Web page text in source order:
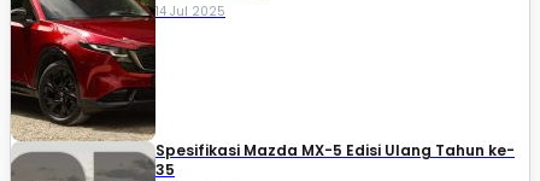
14 Jul 2025
Spesifikasi Mazda MX-5 Edisi Ulang Tahun ke-
35